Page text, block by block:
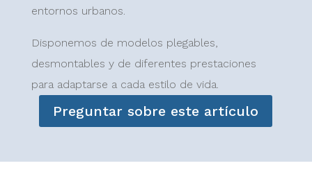
entornos urbanos.
Disponemos de modelos plegables,
desmontables y de diferentes prestaciones
para adaptarse a cada estilo de vida.
Preguntar sobre este artículo